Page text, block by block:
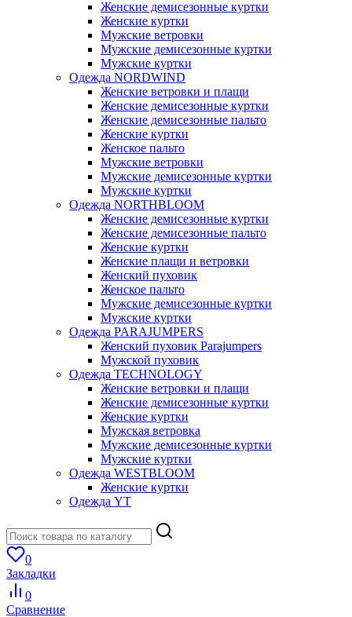
Женские демисезонные куртки
Женские куртки
Мужские ветровки
Мужские демисезонные куртки
Мужские куртки
Одежда NORDWIND
Женские ветровки и плащи
Женские демисезонные куртки
Женские демисезонные пальто
Женские куртки
Женское пальто
Мужские ветровки
Мужские демисезонные куртки
Мужские куртки
Одежда NORTHBLOOM
Женские демисезонные куртки
Женские демисезонные пальто
Женские куртки
Женские плащи и ветровки
Женский пуховик
Женское пальто
Мужские демисезонные куртки
Мужские куртки
Одежда PARAJUMPERS
Женский пуховик Parajumpers
Мужской пуховик
Одежда TECHNOLOGY
Женские ветровки и плащи
Женские демисезонные куртки
Женские куртки
Мужская ветровка
Мужские демисезонные куртки
Мужские куртки
Одежда WESTBLOOM
Женские куртки
Одежда YT
0
Закладки
0
Сравнение